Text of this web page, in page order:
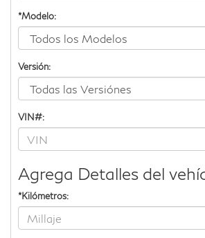
*Modelo:
Versión:
VIN#:
Agrega Detalles del
*Kilómetros: